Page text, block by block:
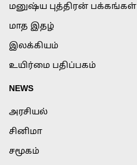
மனுஷ்ய புத்திரன் பக்கங்கள்
மாத இதழ்
இலக்கியம்
உயிர்மை பதிப்பகம்
NEWS
அரசியல்
சினிமா
சமூகம்